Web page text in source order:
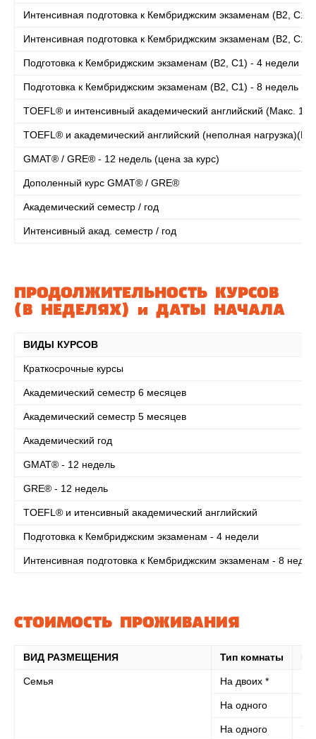
Интенсивная подготовка к Кембриджским экзаменам (B2, C1)
Интенсивная подготовка к Кембриджским экзаменам (B2, C1)
Подготовка к Кембриджским экзаменам (B2, C1) - 4 недели
Подготовка к Кембриджским экзаменам (B2, C1) - 8 недель
TOEFL® и интенсивный академический английский (Макс. 16
TOEFL® и академический английский (неполная
GMAT® / GRE® - 12 недель (цена за курс)
Дополенный курс GMAT® / GRE®
Академический семестр / год
Интенсивный акад. семестр / год
ПРОДОЛЖИТЕЛЬНОСТЬ КУРСОВ
(В НЕДЕЛЯХ) и ДАТЫ НАЧАЛА
ВИДЫ КУРСОВ
Краткосрочные курсы
Академический семестр 6 месяцев
Академический семестр 5 месяцев
Академический год
GMAT® - 12 недель
GRE® - 12 недель
TOEFL® и итенсивный академический английский
Подготовка к Кембриджским экзаменам - 4 недели
Интенсивная подготовка к Кембриджским экзаменам - 8
СТОИМОСТЬ ПРОЖИВАНИЯ
ВИД РАЗМЕЩЕНИЯ Тип комнаты
Семья На двоих *
На одного
На одного 7